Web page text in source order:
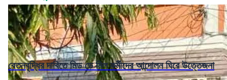
বেতনবৃদ্ধির দাবিতে মিড ডে মিল কর্মীদের আন্দোলন ঘিরে উত্তেজনা